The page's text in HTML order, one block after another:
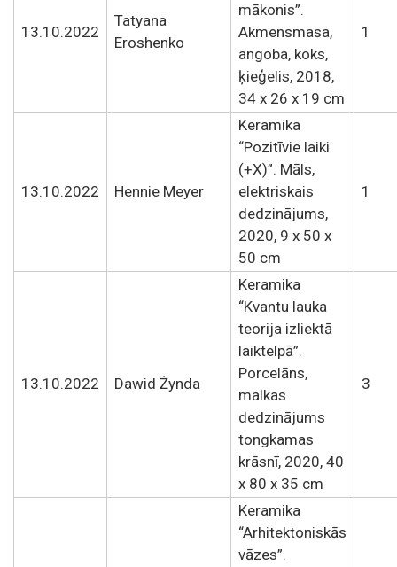
13.10.2022
Tatyana
Eroshenko
mākonis”.
Akmensmasa,
angoba, koks,
ķieģelis, 2018,
34 x 26 x 19 cm
1
13.10.2022 Hennie Meyer
Keramika
“Pozitīvie laiki
(+X)”. Māls,
elektriskais
dedzinājums,
2020, 9 x 50 x
50 cm
1
13.10.2022 Dawid Żynda
Keramika
“Kvantu lauka
teorija izliektā
laiktelpā”.
Porcelāns,
malkas
dedzinājums
tongkamas
krāsnī, 2020, 40
x 80 x 35 cm
3
Keramika
“Arhitektoniskās
vāzes”.